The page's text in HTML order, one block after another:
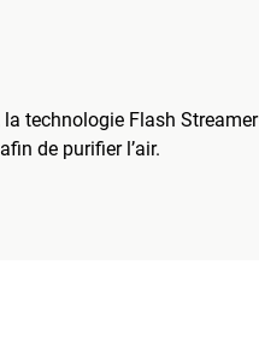
technologie Flash Streamer
de purifier l’air.